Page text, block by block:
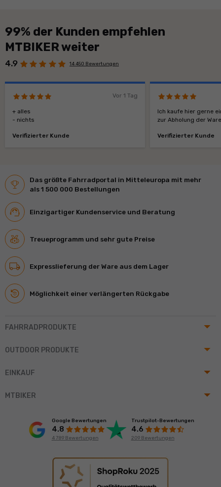
99% der Kunden empfehlen
MTBIKER weiter
4.9 14 450 Bewertungen
Vor 1 Tag
+ alles
- nichts
Verifizierter Kunde
Ich kaufe hier gerne
zur Abholung der
Verifizierter Kunde
Das größte Fahrradportal in Mitteleuropa mit mehr
als 1 500 000 Bestellungen
Einzigartiger Kundenservice und Beratung
Treueprogramm und sehr gute Preise
Expresslieferung der Ware aus dem Lager
Möglichkeit einer verlängerten Rückgabe
arrow_drop_up
FAHRRADPRODUKTE
arrow_drop_up
OUTDOOR PRODUKTE
arrow_drop_up
EINKAUF
arrow_drop_up
MTBIKER
Google Bewertungen
4.8
4 789 Bewertungen
Trustpilot-Bewertungen
4.6
209 Bewertungen